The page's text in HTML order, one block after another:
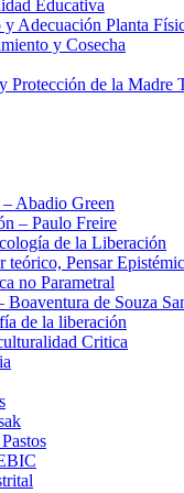
Educativa
Adecuación Planta
y Cosecha
Protección de la Madre
Abadio Green
– Paulo Freire
de la Liberación
teórico, Pensar
no Parametral
de Souza
de la liberación
Critica